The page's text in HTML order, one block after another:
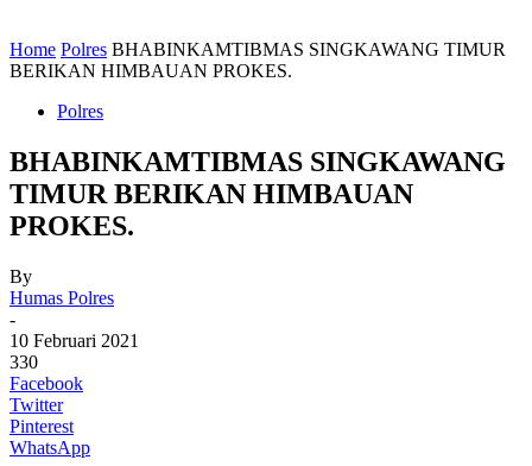
Home Polres BHABINKAMTIBMAS SINGKAWANG TIMUR
BERIKAN HIMBAUAN PROKES.
Polres
BHABINKAMTIBMAS SINGKAWANG
TIMUR BERIKAN HIMBAUAN
PROKES.
By
Humas Polres
-
10 Februari 2021
330
Facebook
Twitter
Pinterest
WhatsApp